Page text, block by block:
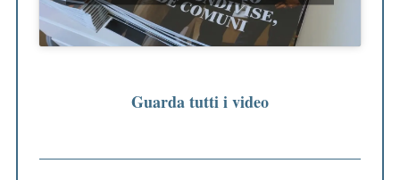
Guarda tutti i video